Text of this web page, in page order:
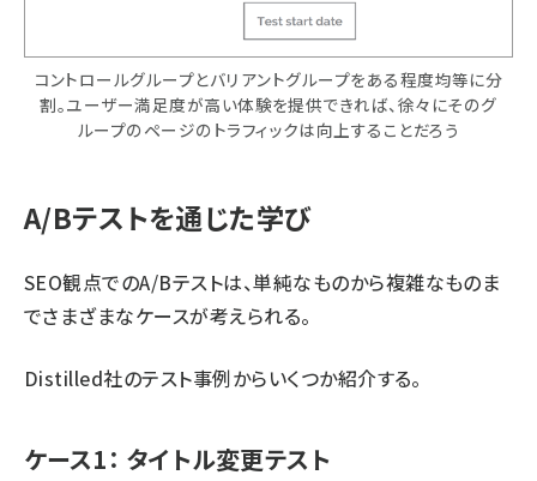
コントロールグループとバリアントグループをある程度均等に分
割。ユーザー満足度が高い体験を提供できれば、徐々にそのグ
ループのページのトラフィックは向上することだろう
A/Bテストを通じた学び
SEO観点でのA/Bテストは、単純なものから複雑なものま
でさまざまなケースが考えられる。
Distilled社のテスト事例からいくつか紹介する。
ケース1： タイトル変更テスト